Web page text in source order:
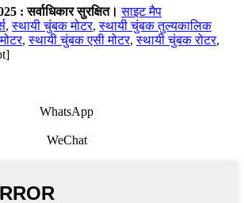
: सर्वाधिकार सुरक्षित। साइट मैप
,स्थायी चुंबक मोटर,स्थायी चुंबक तुल्यकालिक
,स्थायी चुंबक एसी मोटर,स्थायी चुंबक रोटर,
WhatsApp
WeChat